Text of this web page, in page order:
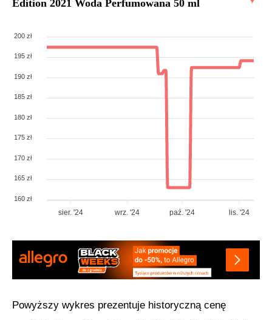
Edition 2021 Woda Perfumowana 50 ml
200 zł
195 zł
190 zł
185 zł
180 zł
175 zł
170 zł
165 zł
160 zł
sier. '24 wrz. '24 paź. '24 lis. '24
Powyższy wykres prezentuje historyczną cenę